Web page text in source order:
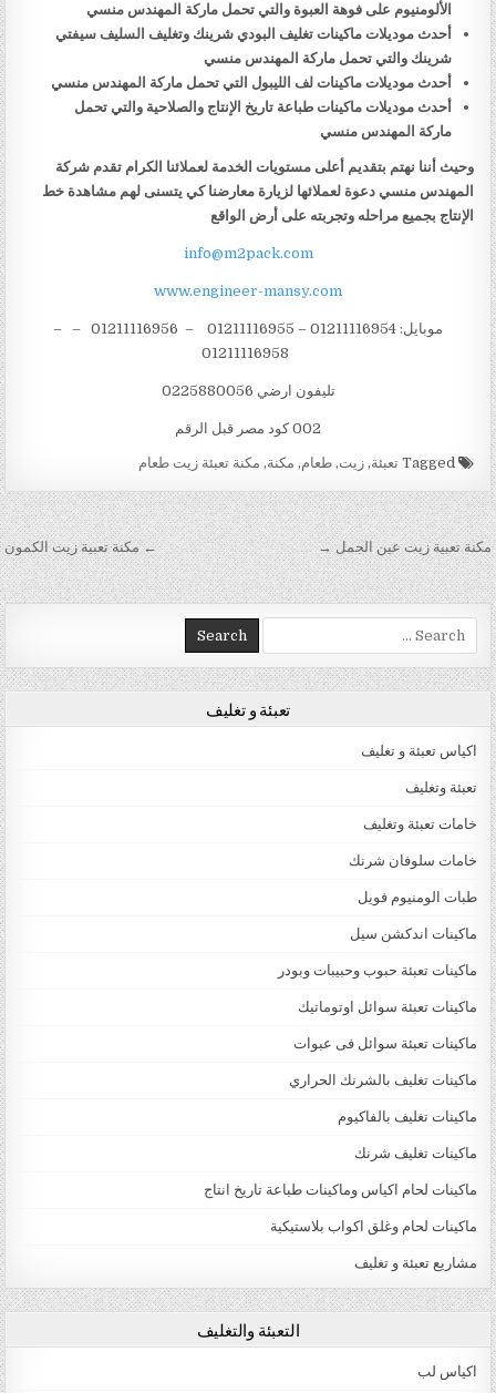
الألومنيوم على فوهة العبوة والتي تحمل ماركة المهندس منسي
أحدث موديلات ماكينات تغليف البودي شرينك وتغليف السليف سيفتي
شرينك والتي تحمل ماركة المهندس منسي
أحدث موديلات ماكينات لف الليبول التي تحمل ماركة المهندس منسي
أحدث موديلات ماكينات طباعة تاريخ الإنتاج والصلاحية والتي تحمل
ماركة المهندس منسي
وحيث أننا نهتم بتقديم أعلى مستويات الخدمة لعملائنا الكرام تقدم شركة
المهندس منسي دعوة لعملائها لزيارة معارضنا كي يتسنى لهم مشاهدة خط
الإنتاج بجميع مراحله وتجربته على أرض الواقع
info@m2pack.com
www.engineer-mansy.com
موبايل: 01211116954 – 01211116955 – 01211116956 – –
تليفون ارضي 0225880056
002 كود مصر قبل الرقم
Tagged تعبئة,زيت,طعام, مكنة, مكنة تعبئة زيت طعام
تصفّح المقالات ← مكنة تعبية زيت الكمون مكنة تعبية زيت عين الجمل →
Search for:
تعبئة و تغليف
اكياس تعبئة و تغليف
تعبئة وتغليف
خامات تعبئة وتغليف
خامات سلوفان شرنك
طبات الومنيوم فويل
ماكينات اندكشن سيل
ماكينات تعبئة حبوب وحبيبات وبودر
ماكينات تعبئة سوائل اوتوماتيك
ماكينات تعبئة سوائل فى عبوات
ماكينات تغليف بالشرنك الحراري
ماكينات تغليف بالفاكيوم
ماكينات تغليف شرنك
ماكينات لحام اكياس وماكينات طباعة تاريخ انتاج
ماكينات لحام وغلق اكواب بلاستيكية
مشاريع تعبئة و تغليف
التعبئة والتغليف
اكياس لب